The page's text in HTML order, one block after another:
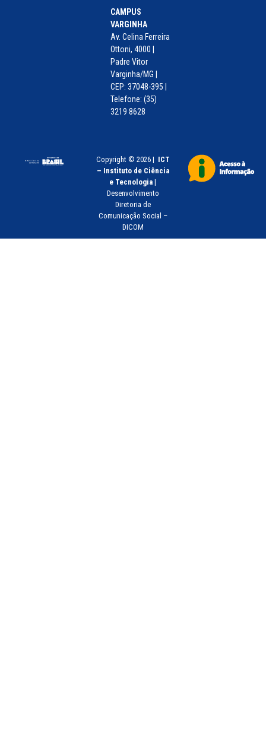
CAMPUS
VARGINHA
Av. Celina Ferreira
Ottoni, 4000 |
Padre Vitor
Varginha/MG |
CEP: 37048-395 |
Telefone: (35)
3219 8628
Copyright © 2026 | ICT
– Instituto de Ciência
e Tecnologia |
Desenvolvimento
Diretoria de
Comunicação Social –
DICOM